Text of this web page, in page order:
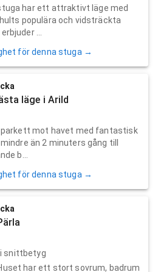
har ett attraktivt läge med
populära och vidsträckta
...
för denna stuga →
läge i Arild
mot havet med fantastisk
än 2 minuters gång till
b...
för denna stuga →
snittbetyg
har ett stort sovrum, badrum